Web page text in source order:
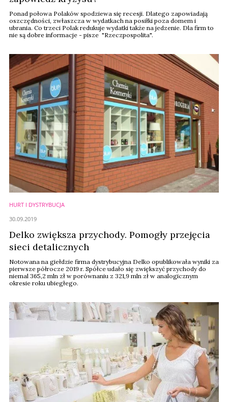
Ponad połowa Polaków spodziewa się recesji. Dlatego zapowiadają
oszczędności, zwłaszcza w wydatkach na posiłki poza domem i
ubrania. Co trzeci Polak redukuje wydatki także na jedzenie. Dla firm to
nie są dobre informacje - pisze "Rzeczpospolita".
HURT I DYSTRYBUCJA
Delko zwiększa przychody. Pomogły przejęcia
sieci detalicznych
Notowana na giełdzie firma dystrybucyjna Delko opublikowała wyniki za
pierwsze półrocze 2019 r. Spółce udało się zwiększyć przychody do
niemal 365,2 mln zł w porównaniu z 321,9 mln zł w analogicznym
okresie roku ubiegłego.
30.09.2019